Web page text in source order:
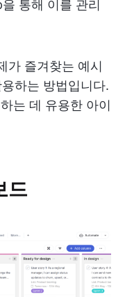
통해 이를 관리
가 즐겨찾는 예시
하는 방법입니다.
는 데 유용한 아이
드